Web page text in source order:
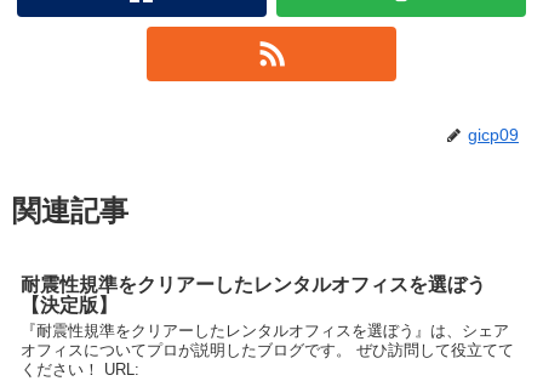
gicp09
関連記事
耐震性規準をクリアーしたレンタルオフィスを選ぼう
【決定版】
『耐震性規準をクリアーしたレンタルオフィスを選ぼう』は、シェア
オフィスについてプロが説明したブログです。 ぜひ訪問して役立てて
ください！ URL: